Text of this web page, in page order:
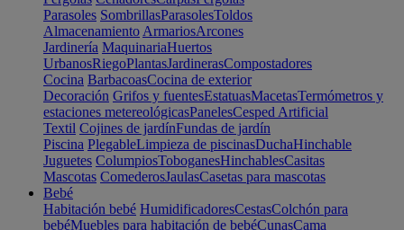
Parasoles SombrillasParasolesToldos
Almacenamiento ArmariosArcones
Jardinería MaquinariaHuertos
UrbanosRiegoPlantasJardinerasCompostadores
Cocina BarbacoasCocina de exterior
Decoración Grifos y fuentesEstatuasMacetasTermómetros y
estaciones metereológicasPanelesCesped Artificial
Textil Cojines de jardínFundas de jardín
Piscina PlegableLimpieza de piscinasDuchaHinchable
Juguetes ColumpiosToboganesHinchablesCasitas
Mascotas ComederosJaulasCasetas para mascotas
Bebé
Habitación bebé HumidificadoresCestasColchón para
bebéMuebles para habitación de bebéCunasCama